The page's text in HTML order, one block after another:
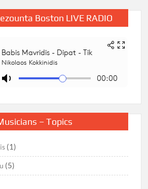
Boston LIVE RADIO
– Topics
(1)
(5)